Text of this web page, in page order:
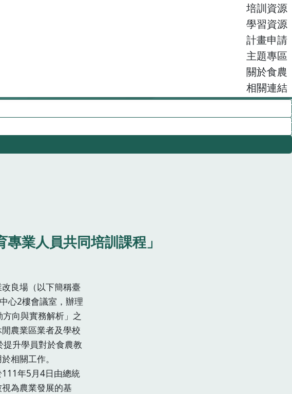
培訓資源
學習資源
計畫申請
主題專區
關於食農
相關連結
業人員共同培訓課程」
良場（以下簡稱臺
心2樓會議室，辦理
向與實務解析」之
農業區業者及學校
升學員對於食農教
相關工作。
年5月4日由總統
為農業發展的基